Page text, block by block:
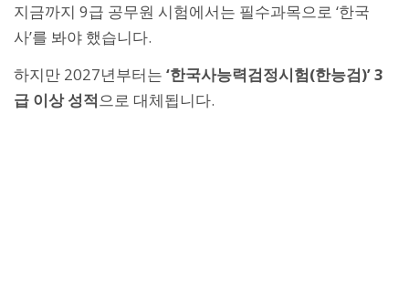
지금까지 9급 공무원 시험에서는 필수과목으로 ‘한국
사’를 봐야 했습니다.
하지만 2027년부터는 ‘한국사능력검정시험(한능검)’ 3
급 이상 성적으로 대체됩니다.